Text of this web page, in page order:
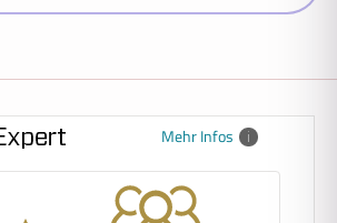
Mehr Infos